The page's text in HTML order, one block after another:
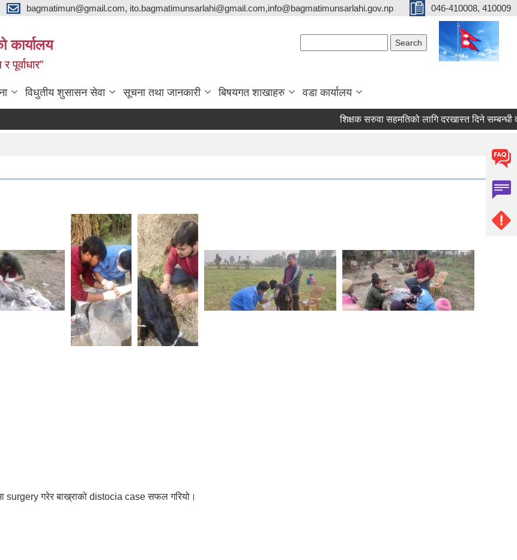
bagmatimun@gmail.com, ito.bagmatimunsarlahi@gmail.com,info@bagmatimunsarlahi.gov.np 046-410008, 410009
कार्यालय
पूर्वाधार”
विधुतीय शुसासन सेवा सूचना तथा जानकारी बिषयगत शाखाहरु वडा कार्यालय
शिक्षक सरुवा सहमतिको लागि दरखास्त दिने
surgery गरेर बाख्राको distocia case सफल गरियो।